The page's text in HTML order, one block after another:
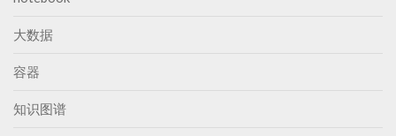
大数据
容器
知识图谱